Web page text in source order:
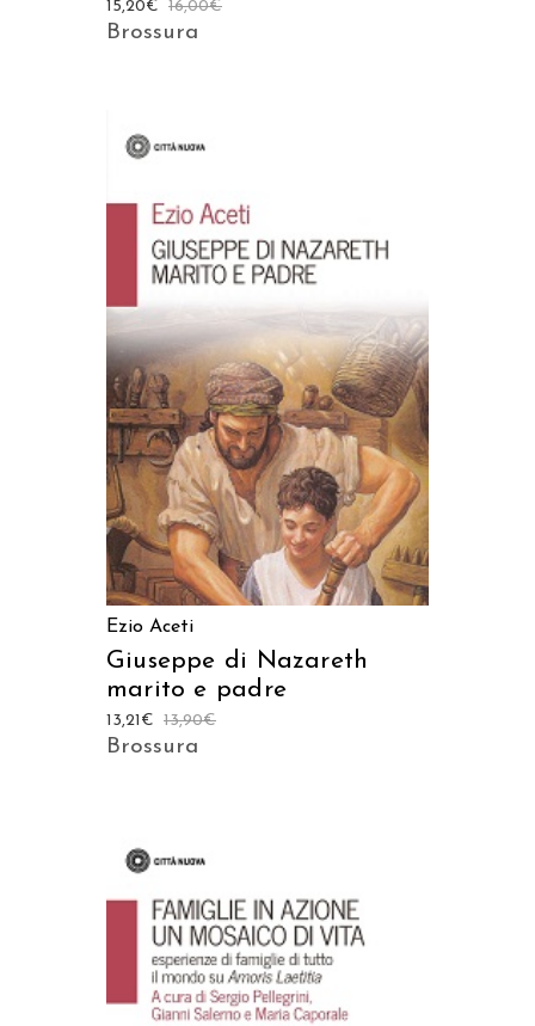
16,00€
15,20€
Brossura
AGGIUNGI AL CARRELLO
Ezio Aceti
Giuseppe di Nazareth
marito e padre
13,90€
13,21 €
Brossura